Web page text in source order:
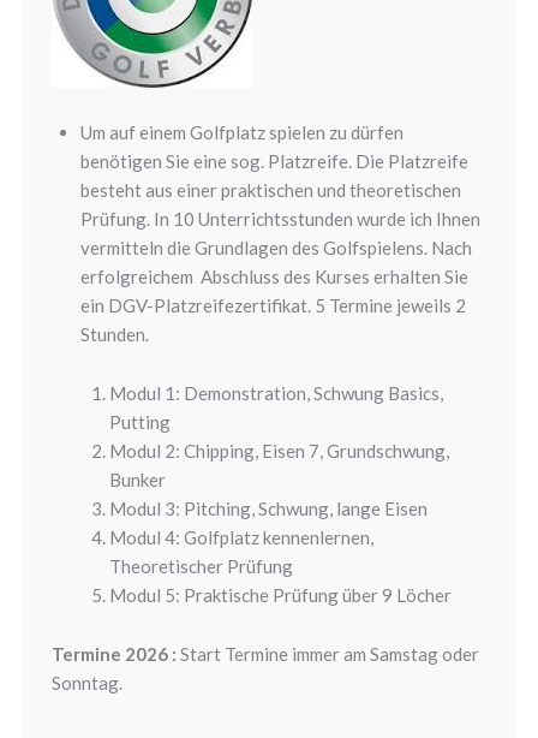
Um auf einem Golfplatz spielen zu dürfen
benötigen Sie eine sog. Platzreife. Die Platzreife
besteht aus einer praktischen und theoretischen
Prüfung. In 10 Unterrichtsstunden wurde ich Ihnen
vermitteln die Grundlagen des Golfspielens. Nach
erfolgreichem Abschluss des Kurses erhalten Sie
ein DGV-Platzreifezertifikat. 5 Termine jeweils 2
Stunden.
Modul 1: Demonstration, Schwung Basics,
Putting
Modul 2: Chipping, Eisen 7, Grundschwung,
Bunker
Modul 3: Pitching, Schwung, lange Eisen
Modul 4: Golfplatz kennenlernen,
Theoretischer Prüfung
Modul 5: Praktische Prüfung über 9 Löcher
Termine 2026 : Start Termine immer am Samstag oder
Sonntag.